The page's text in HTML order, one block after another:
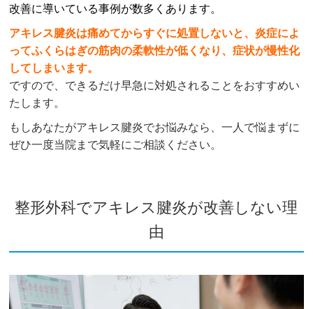
改善に導いている事例が数多くあります。
アキレス腱炎は痛めてからすぐに処置しないと、炎症によ
ってふくらはぎの筋肉の柔軟性が低くなり、症状が慢性化
してしまいます。
ですので、できるだけ早急に対処されることをおすすめい
たします。
もしあなたがアキレス腱炎でお悩みなら、一人で悩まずに
ぜひ一度当院まで気軽にご相談ください。
整形外科でアキレス腱炎が改善しない理
由